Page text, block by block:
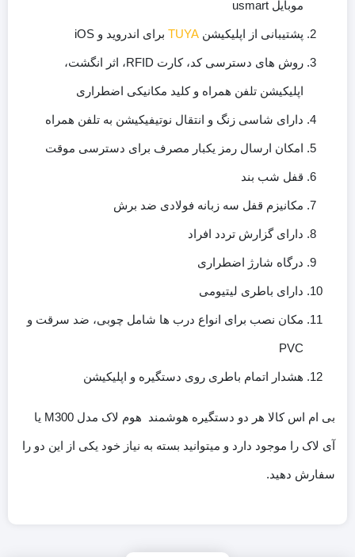
موبایل usmart
پشتیبانی از اپلیکیشن TUYA برای اندروید و iOS
روش های دسترسی کد، کارت RFID، اثر انگشت،
اپلیکیشن تلفن همراه و کلید مکانیکی اضطراری
دارای شاسی زنگ و انتقال نوتیفیکیشن به تلفن همراه
امکان ارسال رمز یکبار مصرف برای دسترسی موقت
قفل شب بند
مکانیزم قفل سه زبانه فولادی ضد برش
دارای گزارش تردد افراد
درگاه شارژ اضطراری
دارای باطری لیتیومی
مکان نصب برای انواع درب ها شامل چوبی، ضد سرقت و
PVC
هشدار اتمام باطری روی دستگیره و اپلیکیشن
بی ام اس کالا هر دو دستگیره هوشمند هوم لاک مدل M300 یا
آی لاک را موجود دارد و میتوانید بسته به نیاز خود یکی از این دو را
سفارش دهید.